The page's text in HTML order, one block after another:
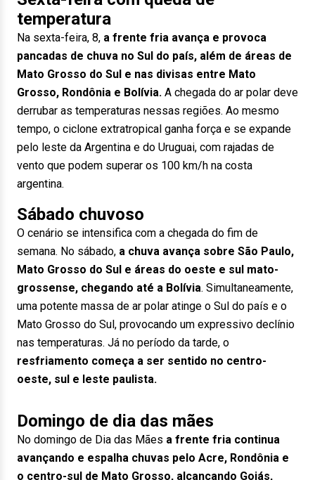
temperatura
Na sexta-feira, 8, a frente fria avança e provoca
pancadas de chuva no Sul do país, além de áreas de
Mato Grosso do Sul e nas divisas entre Mato
Grosso, Rondônia e Bolívia. A chegada do ar polar deve
derrubar as temperaturas nessas regiões. Ao mesmo
tempo, o ciclone extratropical ganha força e se expande
pelo leste da Argentina e do Uruguai, com rajadas de
vento que podem superar os 100 km/h na costa
argentina.
Sábado chuvoso
O cenário se intensifica com a chegada do fim de
semana. No sábado, a chuva avança sobre São Paulo,
Mato Grosso do Sul e áreas do oeste e sul mato-
grossense, chegando até a Bolívia. Simultaneamente,
uma potente massa de ar polar atinge o Sul do país e o
Mato Grosso do Sul, provocando um expressivo declínio
nas temperaturas. Já no período da tarde, o
resfriamento começa a ser sentido no centro-
oeste, sul e leste paulista.
Domingo de dia das mães
No domingo de Dia das Mães a frente fria continua
avançando e espalha chuvas pelo Acre, Rondônia e
o centro-sul de Mato Grosso, alcançando Goiás,